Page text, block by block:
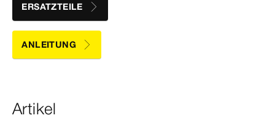
ERSATZTEILE
ANLEITUNG
Artikel